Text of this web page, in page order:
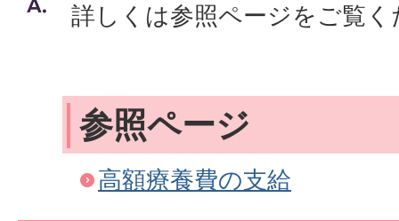
詳しくは参照ページをご覧く
参照ページ
高額療養費の支給